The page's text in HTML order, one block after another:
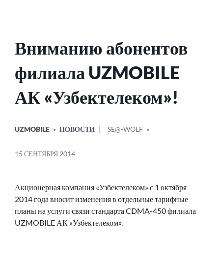
Вниманию абонентов
филиала UZMOBILE
АК «Узбектелеком»!
В
UZMOBILE НОВОСТИ
ОТ
SE@-WOLF
15 СЕНТЯБРЯ 2014
Акционерная компания «Узбектелеком» с 1 октября
2014 года вносит изменения в отдельные тарифные
планы на услуги связи стандарта CDMA-450 филиала
UZMOBILE АК «Узбектелеком».